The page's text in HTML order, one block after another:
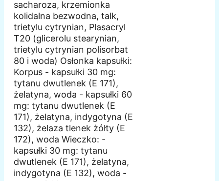
sacharoza, krzemionka
kolidalna bezwodna, talk,
trietylu cytrynian, Plasacryl
T20 (glicerolu stearynian,
trietylu cytrynian polisorbat
80 i woda) Osłonka kapsułki:
Korpus - kapsułki 30 mg:
tytanu dwutlenek (E 171),
żelatyna, woda - kapsułki 60
mg: tytanu dwutlenek (E
171), żelatyna, indygotyna (E
132), żelaza tlenek żółty (E
172), woda Wieczko: -
kapsułki 30 mg: tytanu
dwutlenek (E 171), żelatyna,
indygotyna (E 132), woda -